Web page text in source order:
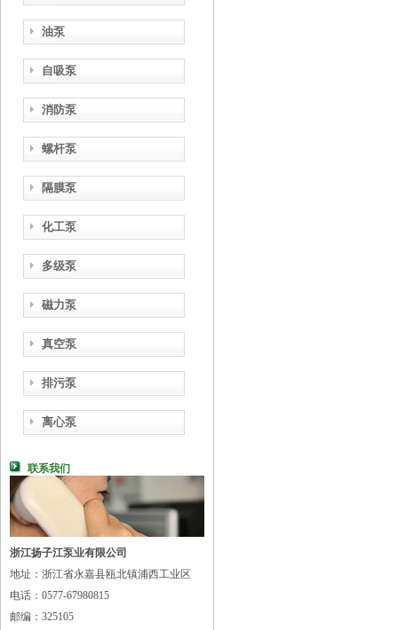
油泵
自吸泵
消防泵
螺杆泵
隔膜泵
化工泵
多级泵
磁力泵
真空泵
排污泵
离心泵
联系我们
浙江扬子江泵业有限公司
地址：浙江省永嘉县瓯北镇浦西工业区
电话：0577-67980815
邮编：325105